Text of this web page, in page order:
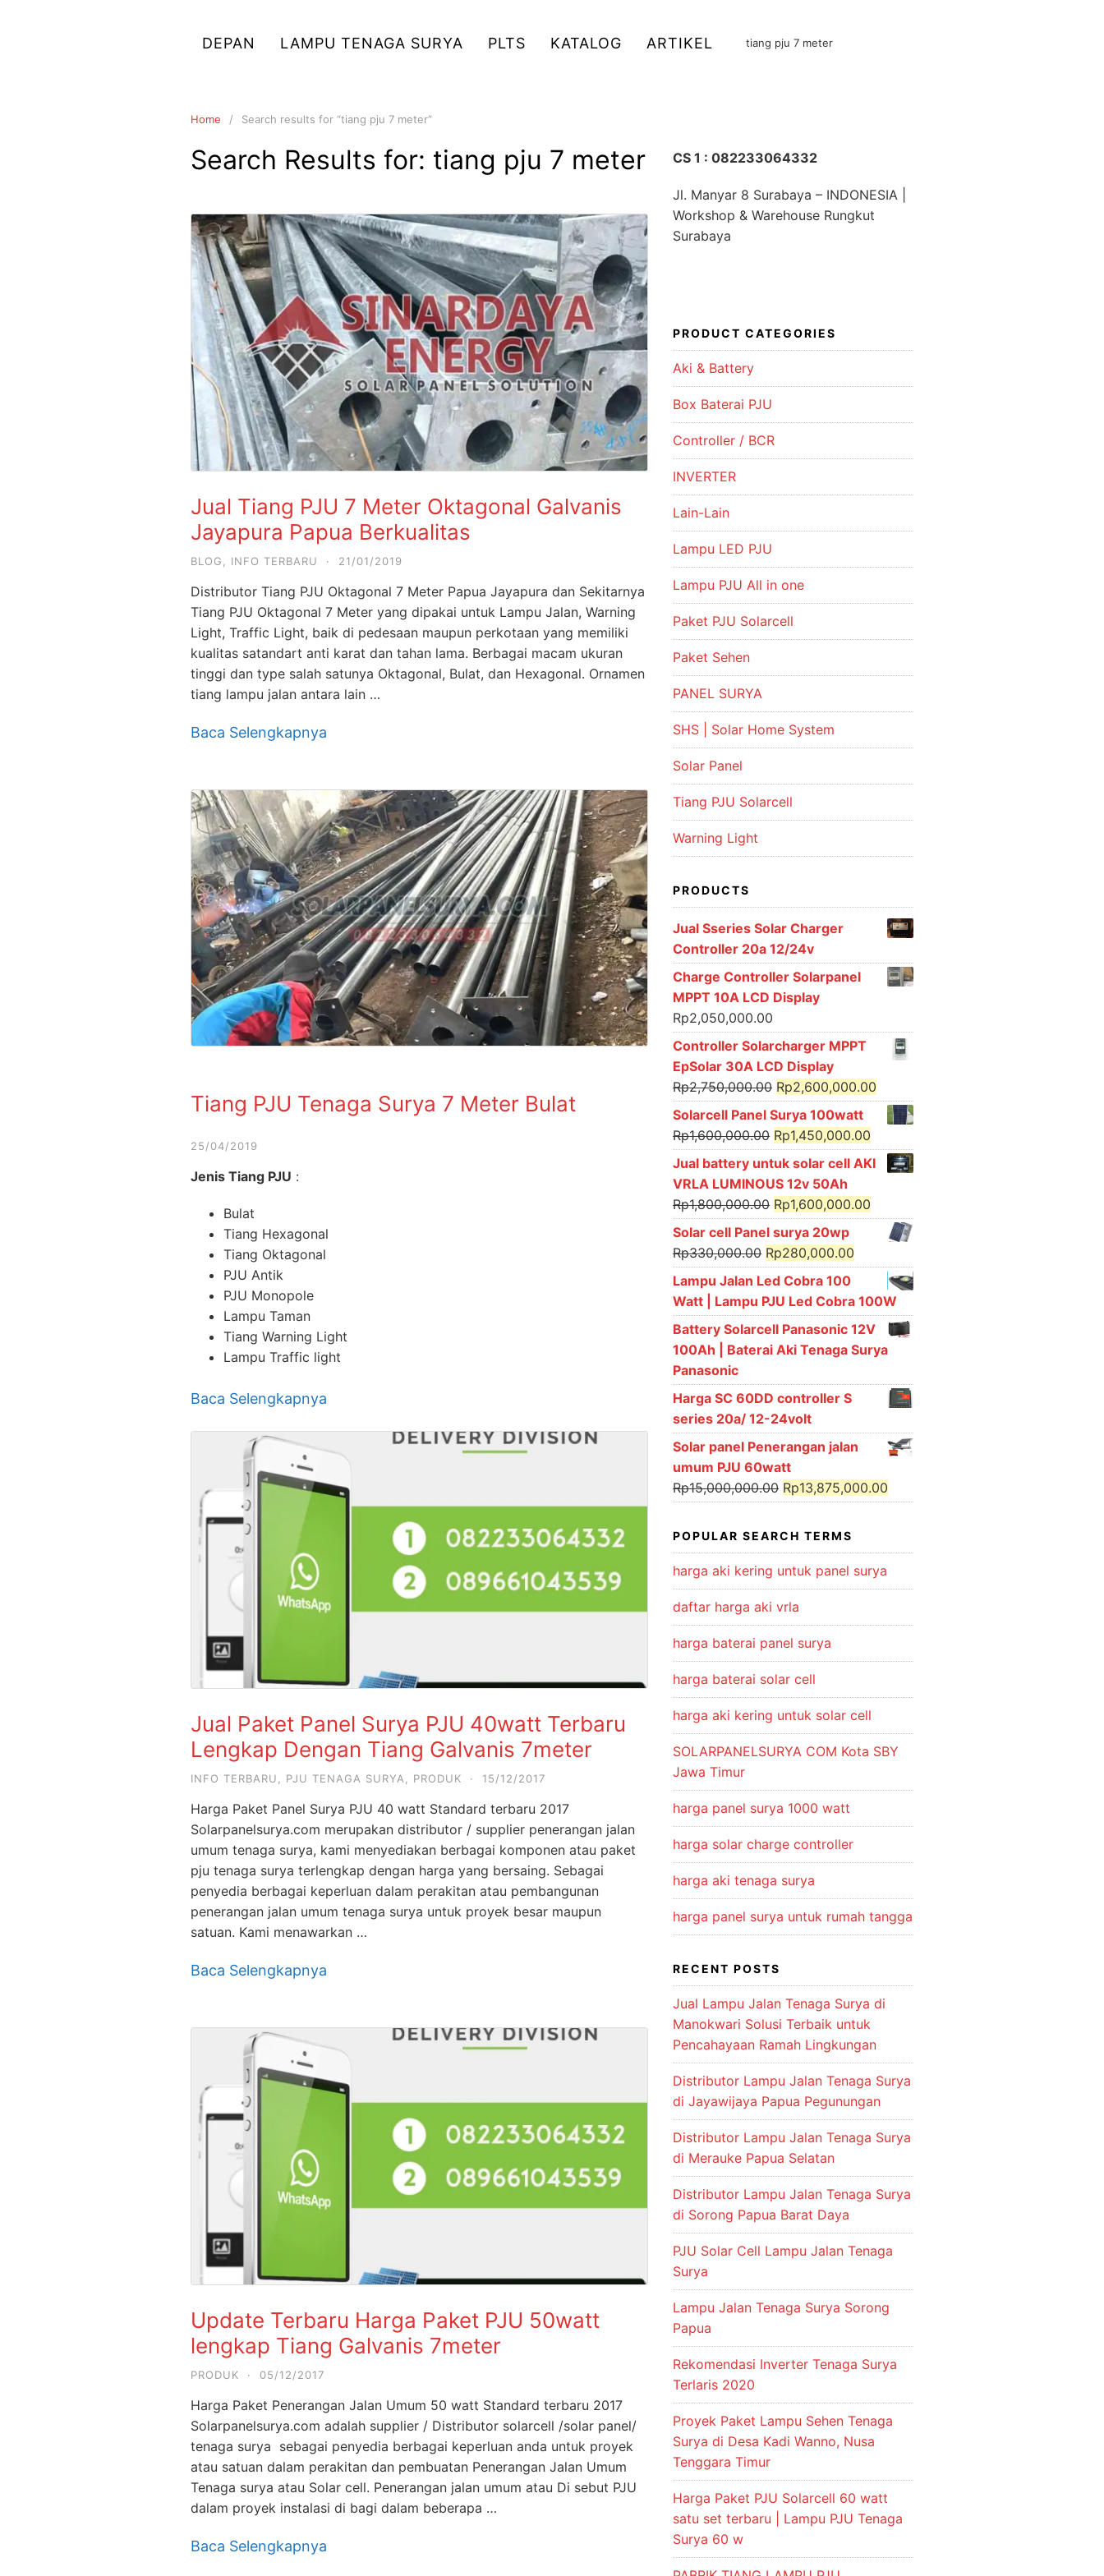
DEPAN LAMPU TENAGA SURYA PLTS KATALOG ARTIKEL
SEARCH
Home Search results for “tiang pju 7 meter”
Search Results for: tiang pju 7 meter
Jual Tiang PJU 7 Meter Oktagonal Galvanis
Jayapura Papua Berkualitas
BLOG INFO TERBARU · 21/01/2019
Distributor Tiang PJU Oktagonal 7 Meter Papua Jayapura dan Sekitarnya
Tiang PJU Oktagonal 7 Meter yang dipakai untuk Lampu Jalan, Warning
Light, Traffic Light, baik di pedesaan maupun perkotaan yang memiliki
kualitas satandart anti karat dan tahan lama. Berbagai macam ukuran
tinggi dan type salah satunya Oktagonal, Bulat, dan Hexagonal. Ornamen
tiang lampu jalan antara lain …
Baca Selengkapnya
Tiang PJU Tenaga Surya 7 Meter Bulat
25/04/2019
Jenis Tiang PJU :
Bulat
Tiang Hexagonal
Tiang Oktagonal
PJU Antik
PJU Monopole
Lampu Taman
Tiang Warning Light
Lampu Traffic light
Baca Selengkapnya
Jual Paket Panel Surya PJU 40watt Terbaru
Lengkap Dengan Tiang Galvanis 7meter
INFO TERBARU PJU TENAGA SURYA PRODUK · 15/12/2017
Harga Paket Panel Surya PJU 40 watt Standard terbaru 2017
Solarpanelsurya.com merupakan distributor / supplier penerangan jalan
umum tenaga surya, kami menyediakan berbagai komponen atau paket
pju tenaga surya terlengkap dengan harga yang bersaing. Sebagai
penyedia berbagai keperluan dalam perakitan atau pembangunan
penerangan jalan umum tenaga surya untuk proyek besar maupun
satuan. Kami menawarkan …
Baca Selengkapnya
Update Terbaru Harga Paket PJU 50watt
lengkap Tiang Galvanis 7meter
PRODUK · 05/12/2017
Harga Paket Penerangan Jalan Umum 50 watt Standard terbaru 2017
Solarpanelsurya.com adalah supplier / Distributor solarcell /solar panel/
tenaga surya sebagai penyedia berbagai keperluan anda untuk proyek
atau satuan dalam perakitan dan pembuatan Penerangan Jalan Umum
Tenaga surya atau Solar cell. Penerangan jalan umum atau Di sebut PJU
dalam proyek instalasi di bagi dalam beberapa …
Baca Selengkapnya
CS 1 : 082233064332
Jl. Manyar 8 Surabaya – INDONESIA |
Workshop & Warehouse Rungkut
Surabaya
PRODUCT CATEGORIES
Aki & Battery
Box Baterai PJU
Controller / BCR
INVERTER
Lain-Lain
Lampu LED PJU
Lampu PJU All in one
Paket PJU Solarcell
Paket Sehen
PANEL SURYA
SHS | Solar Home System
Solar Panel
Tiang PJU Solarcell
Warning Light
PRODUCTS
Jual Sseries Solar Charger
Controller 20a 12/24v
Charge Controller Solarpanel
MPPT 10A LCD Display
Rp2,050,000.00
Controller Solarcharger MPPT
EpSolar 30A LCD Display
Rp2,750,000.00 Original
price
was:
Rp2,750,000.00.
Rp2,600,000.00
price
is:
Rp2,600,000.00.
Solarcell Panel Surya 100watt
Rp1,600,000.00 Original
price
was:
Rp1,600,000.00.
Rp1,450,000.00
price
Rp1,450,000.00.
Jual battery untuk solar cell AKI
VRLA LUMINOUS 12v 50Ah
Rp1,800,000.00 Original
price
was:
Rp1,800,000.00.
Rp1,600,000.00
price
Rp1,600,000.00.
Solar cell Panel surya 20wp
Rp330,000.00 Original
price
was:
Rp330,000.00.
Rp280,000.00
price
is:
Rp280,000.00.
Lampu Jalan Led Cobra 100
Watt | Lampu PJU Led Cobra 100W
Battery Solarcell Panasonic 12V
100Ah | Baterai Aki Tenaga Surya
Panasonic
Harga SC 60DD controller S
series 20a/ 12-24volt
Solar panel Penerangan jalan
umum PJU 60watt
Rp15,000,000.00 Original
price
was:
Rp15,000,000.00.
Rp13,875,000.00
price
Rp13,875,000.00.
POPULAR SEARCH TERMS
harga aki kering untuk panel surya
daftar harga aki vrla
harga baterai panel surya
harga baterai solar cell
harga aki kering untuk solar cell
SOLARPANELSURYA COM Kota SBY
Jawa Timur
harga panel surya 1000 watt
harga solar charge controller
harga aki tenaga surya
harga panel surya untuk rumah tangga
RECENT POSTS
Jual Lampu Jalan Tenaga Surya di
Manokwari Solusi Terbaik untuk
Pencahayaan Ramah Lingkungan
Distributor Lampu Jalan Tenaga Surya
di Jayawijaya Papua Pegunungan
Distributor Lampu Jalan Tenaga Surya
di Merauke Papua Selatan
Distributor Lampu Jalan Tenaga Surya
di Sorong Papua Barat Daya
PJU Solar Cell Lampu Jalan Tenaga
Surya
Lampu Jalan Tenaga Surya Sorong
Papua
Rekomendasi Inverter Tenaga Surya
Terlaris 2020
Proyek Paket Lampu Sehen Tenaga
Surya di Desa Kadi Wanno, Nusa
Tenggara Timur
Harga Paket PJU Solarcell 60 watt
satu set terbaru | Lampu PJU Tenaga
Surya 60 w